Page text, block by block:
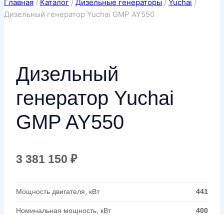
Главная / Каталог / Дизельные генераторы / Yuchai /
Дизельный генератор Yuchai GMP AY550
Дизельный
генератор Yuchai
GMP AY550
3 381 150 ₽
Мощность двигателя, кВт 441
Номинальная мощность, кВт 400